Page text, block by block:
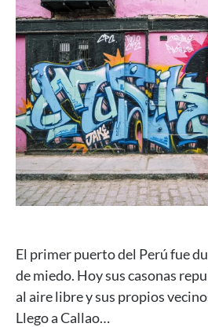
El primer puerto del Perú fue
de miedo. Hoy sus casonas
al aire libre y sus propios
Llego a Callao…